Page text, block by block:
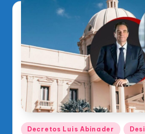
Publicado
Decretos Luis Abinader